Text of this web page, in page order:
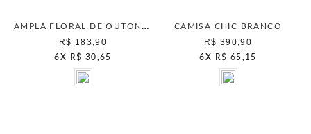
AMPLA FLORAL DE OUTONO NATURAL
R$ 183,90
6 X R$ 30,65
CAMISA CHIC BRANCO
R$ 390,90
6 X R$ 65,15